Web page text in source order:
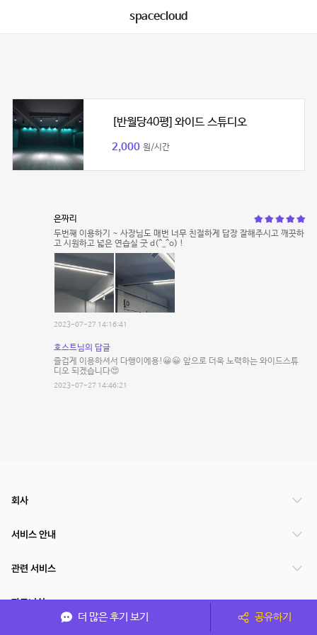
spacecloud
[반월당40평] 와이드 스튜디오
2,000 원/시간
은짜리
두번째 이용하기 ~ 사장님도 매번 너무 친절하게 답장 잘해주시고 깨끗하
고 시원하고 넓은 연습실 굿 d(^_^o) !
2023-07-27 14:16:41
호스트님의 답글
즐겁게 이용하셔서 다행이에용!😀😀 앞으로 더욱 노력하는 와이드스튜
디오 되겠습니다😍
2023-07-27 14:46:21
더 많은 후기 보기 공유하기
회사
서비스 안내
관련 서비스
파트너쉽